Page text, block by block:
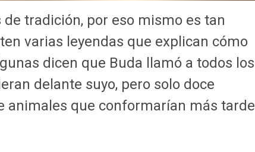
tradición, por eso mismo es tan
varias leyendas que explican cómo
dicen que Buda llamó a todos los
delante suyo, pero solo doce
animales que conformarían más tarde